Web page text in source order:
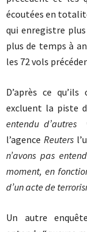
écoutées en
qui enregistre
plus de temps à
les 72 vols
D’après ce
excluent la piste
entendu d’autres
l’agenceReuters
n’avons pas
moment, en
d’un acte de
Un autre